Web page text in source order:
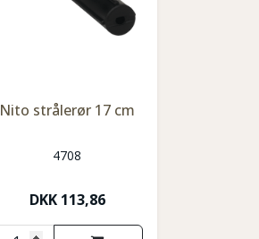
Nito strålerør 17 cm
4708
DKK 113,86